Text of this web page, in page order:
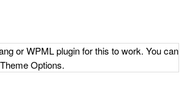
or WPML plugin for this to work. You can
Options.